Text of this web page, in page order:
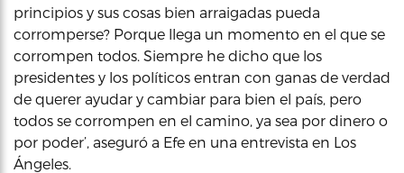
principios y sus cosas bien arraigadas pueda
corromperse? Porque llega un momento en el que se
corrompen todos. Siempre he dicho que los
presidentes y los políticos entran con ganas de verdad
de querer ayudar y cambiar para bien el país, pero
todos se corrompen en el camino, ya sea por dinero o
por poder’, aseguró a Efe en una entrevista en Los
Ángeles.